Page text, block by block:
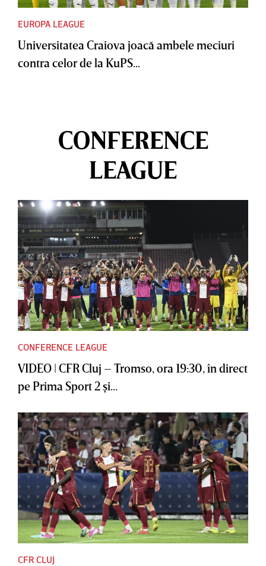
EUROPA LEAGUE
Universitatea Craiova joacă ambele meciuri
contra celor de la KuPS...
CONFERENCE
LEAGUE
CONFERENCE LEAGUE
VIDEO | CFR Cluj – Tromso, ora 19:30, în direct
pe Prima Sport 2 şi...
CFR CLUJ